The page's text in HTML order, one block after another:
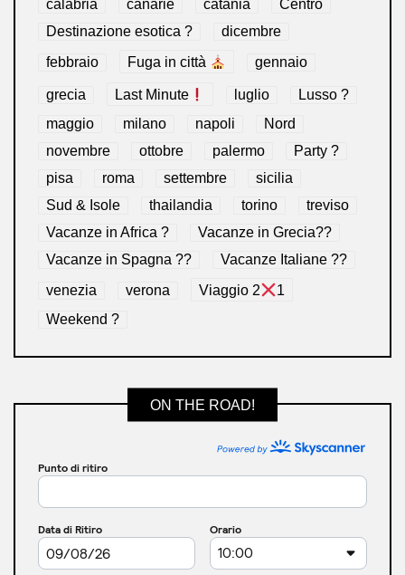
calabria
canarie catania
Centro
Destinazione esotica ?
dicembre
febbraio Fuga in città gennaio
grecia Last Minute luglio
Lusso ?
maggio
milano napoli
Nord
novembre
ottobre palermo
Party ?
pisa
roma settembre
sicilia
Sud & Isole
thailandia torino
treviso
Vacanze in Africa ?
Vacanze in Grecia??
Vacanze in Spagna ??
Vacanze Italiane ??
venezia verona Viaggio 2
1
Weekend ?
ON THE ROAD!